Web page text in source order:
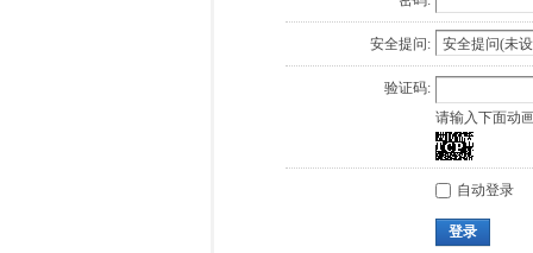
安全提问:
验证码:
请输入下面动
自动登录
登录